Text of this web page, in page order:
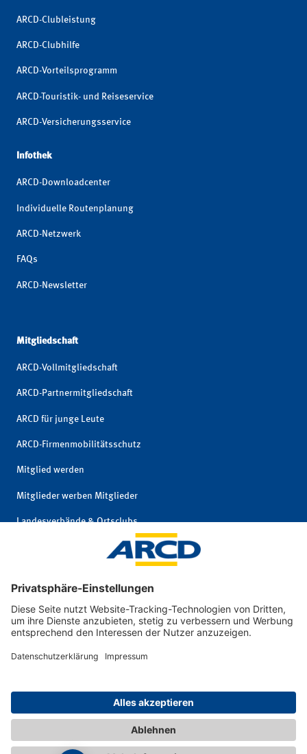
ARCD-Clubleistung
ARCD-Clubhilfe
ARCD-Vorteilsprogramm
ARCD-Touristik- und Reiseservice
ARCD-Versicherungsservice
Infothek
ARCD-Downloadcenter
Individuelle Routenplanung
ARCD-Netzwerk
FAQs
ARCD-Newsletter
Mitgliedschaft
ARCD-Vollmitgliedschaft
ARCD-Partnermitgliedschaft
ARCD für junge Leute
ARCD-Firmenmobilitätsschutz
Mitglied werden
Mitglieder werben Mitglieder
Landesverbände & Ortsclubs
Mitgliedschaft kündigen
Impressum
Datenschutz
© 2026 ARCD Auto-
Deutschland e. V.